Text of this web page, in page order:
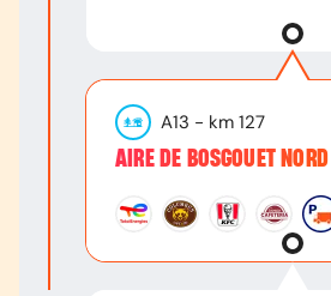
A13 - km 127
AIRE DE BOSGOUET NORD